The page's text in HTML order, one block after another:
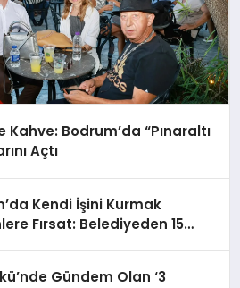
Kahve: Bodrum’da “Pınaraltı
Açtı
Kendi İşini Kurmak
Fırsat: Belediyeden 15
Gündem Olan ‘3